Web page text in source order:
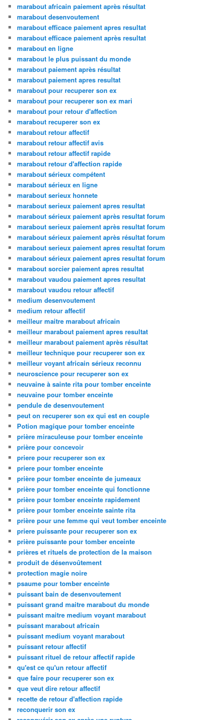
marabout africain paiement après résultat
marabout desenvoutement
marabout efficace paiement apres resultat
marabout efficace paiement après resultat
marabout en ligne
marabout le plus puissant du monde
marabout paiement après résultat
marabout paiement apres resultat
marabout pour recuperer son ex
marabout pour recuperer son ex mari
marabout pour retour d'affection
marabout recuperer son ex
marabout retour affectif
marabout retour affectif avis
marabout retour affectif rapide
marabout retour d'affection rapide
marabout sérieux compétent
marabout sérieux en ligne
marabout serieux honnete
marabout serieux paiement apres resultat
marabout sérieux paiement après resultat forum
marabout serieux paiement après resultat forum
marabout sérieux paiement après résultat forum
marabout serieux paiement apres resultat forum
marabout sérieux paiement apres resultat forum
marabout sorcier paiement apres resultat
marabout vaudou paiement apres resultat
marabout vaudou retour affectif
medium desenvoutement
medium retour affectif
meilleur maitre marabout africain
meilleur marabout paiement apres resultat
meilleur marabout paiement après résultat
meilleur technique pour recuperer son ex
meilleur voyant africain sérieux reconnu
neuroscience pour recuperer son ex
neuvaine à sainte rita pour tomber enceinte
neuvaine pour tomber enceinte
pendule de desenvoutement
peut on recuperer son ex qui est en couple
Potion magique pour tomber enceinte
prière miraculeuse pour tomber enceinte
prière pour concevoir
priere pour recuperer son ex
priere pour tomber enceinte
prière pour tomber enceinte de jumeaux
prière pour tomber enceinte qui fonctionne
prière pour tomber enceinte rapidement
prière pour tomber enceinte sainte rita
prière pour une femme qui veut tomber enceinte
priere puissante pour recuperer son ex
prière puissante pour tomber enceinte
prières et rituels de protection de la maison
produit de désenvoûtement
protection magie noire
psaume pour tomber enceinte
puissant bain de desenvoutement
puissant grand maitre marabout du monde
puissant maitre medium voyant marabout
puissant marabout africain
puissant medium voyant marabout
puissant retour affectif
puissant rituel de retour affectif rapide
qu'est ce qu'un retour affectif
que faire pour recuperer son ex
que veut dire retour affectif
recette de retour d'affection rapide
reconquerir son ex